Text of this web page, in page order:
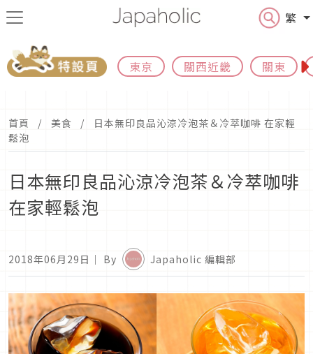
繁
東京 關西近畿 關東
首頁 美食
日本無印良品沁涼冷泡茶＆冷萃咖啡 在家輕
鬆泡
日本無印良品沁涼冷泡茶＆冷萃咖啡
在家輕鬆泡
2018年06月29日 ｜ By Japaholic 編輯部